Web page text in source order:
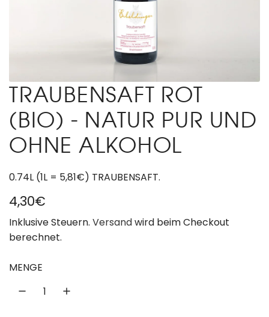
TRAUBENSAFT ROT
(BIO) - NATUR PUR UND
OHNE ALKOHOL
0.74L (1L = 5,81€) TRAUBENSAFT.
R
e
g
u
4,30€
Inklusive Steuern. Versandwird beim Checkout
berechnet.
MENGE